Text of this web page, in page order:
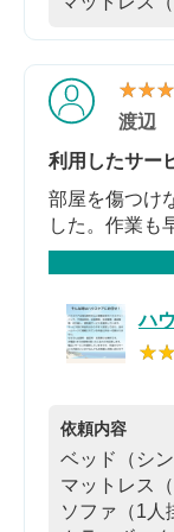
渡辺
利用したサー
部屋を傷つけ
した。作業も
ハ
依頼内容
ベッド（シ
マットレス
ソファ（1人